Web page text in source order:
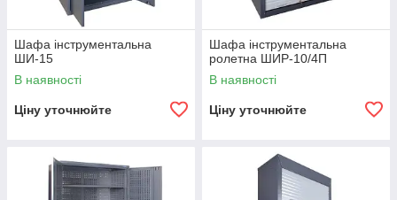
Шафа інструментальна
ШИ-15
В наявності
Ціну уточнюйте
Шафа інструментальна
ролетна ШИР-10/4П
В наявності
Ціну уточнюйте